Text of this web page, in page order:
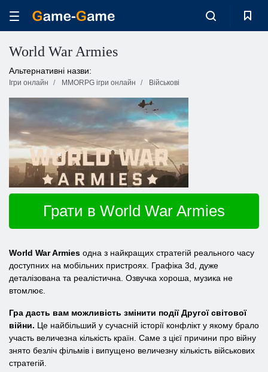
World War Armies
Альтернативні назви:
Ігри онлайн MMORPG ігри онлайн Військові
Грати в World War Armies
World War Armies одна з найкращих стратегій реального часу
доступних на мобільних пристроях. Графіка 3d, дуже
деталізована та реалістична. Озвучка хороша, музика не
втомлює.
Гра дасть вам можливість змінити події Другої світової
війни. Це найбільший у сучасній історії конфлікт у якому брало
участь величезна кількість країн. Саме з цієї причини про війну
знято безліч фільмів і випущено величезну кількість військових
стратегій.